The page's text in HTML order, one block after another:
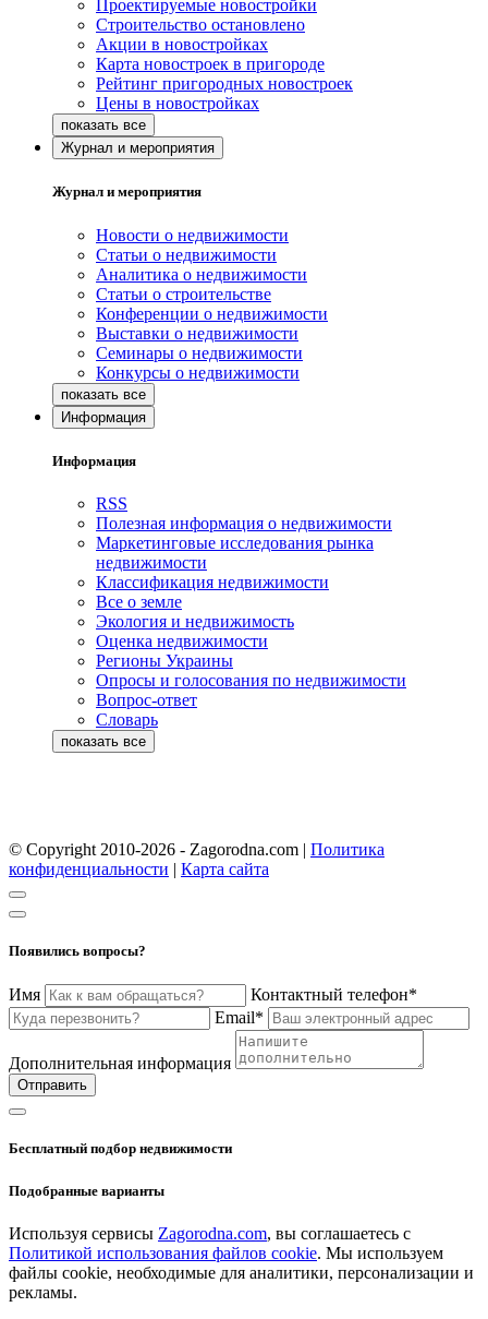
Проектируемые новостройки
Строительство остановлено
Акции в новостройках
Карта новостроек в пригороде
Рейтинг пригородных новостроек
Цены в новостройках
Журнал и мероприятия
Журнал и мероприятия
Новости о недвижимости
Статьи о недвижимости
Аналитика о недвижимости
Статьи о строительстве
Конференции о недвижимости
Выставки о недвижимости
Семинары о недвижимости
Конкурсы о недвижимости
Информация
Информация
RSS
Полезная информация о недвижимости
Маркетинговые исследования рынка
недвижимости
Классификация недвижимости
Все о земле
Экология и недвижимость
Оценка недвижимости
Регионы Украины
Опросы и голосования по недвижимости
Вопрос-ответ
Словарь
© Copyright 2010-2026 - Zagorodna.com | Политика
конфиденциальности | Карта сайта
Появились вопросы?
Имя
Контактный телефон*
Email*
Дополнительная информация
Отправить
Бесплатный подбор недвижимости
Подобранные варианты
Используя сервисы Zagorodna.com, вы соглашаетесь с
Политикой использования файлов cookie. Мы используем
файлы cookie, необходимые для аналитики, персонализации и
рекламы.